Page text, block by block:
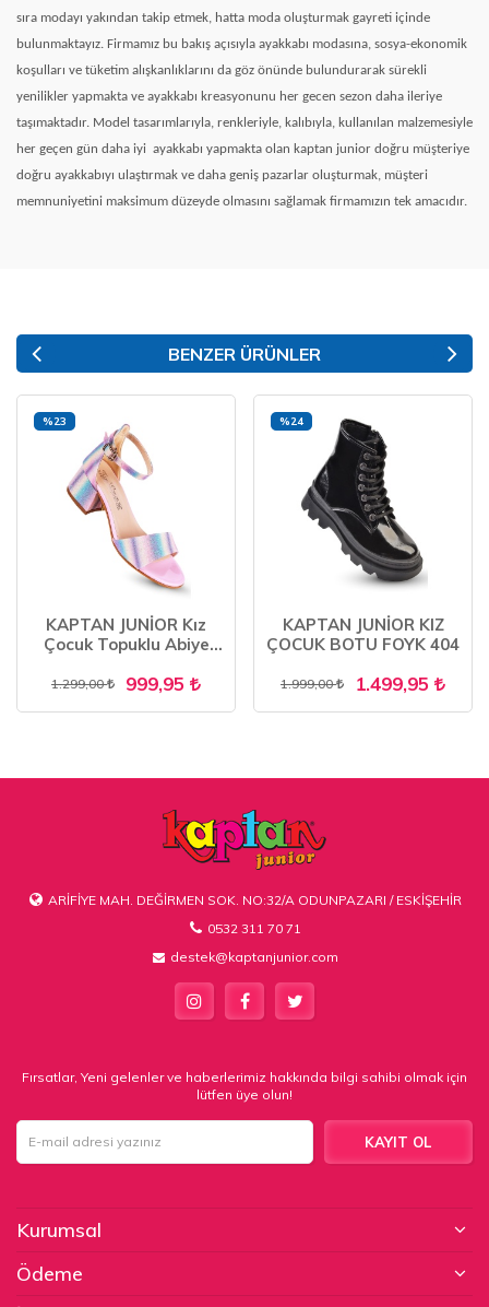
sıra modayı yakından takip etmek, hatta moda oluşturmak gayreti içinde
bulunmaktayız. Firmamız bu bakış açısıyla ayakkabı modasına, sosya-ekonomik
koşulları ve tüketim alışkanlıklarını da göz önünde bulundurarak sürekli
yenilikler yapmakta ve ayakkabı kreasyonunu her gecen sezon daha ileriye
taşımaktadır. Model tasarımlarıyla, renkleriyle, kalıbıyla, kullanılan malzemesiyle
her geçen gün daha iyi ayakkabı yapmakta olan kaptan junior doğru müşteriye
doğru ayakkabıyı ulaştırmak ve daha geniş pazarlar oluşturmak, müşteri
memnuniyetini maksimum düzeyde olmasını sağlamak firmamızın tek amacıdır.
BENZER ÜRÜNLER
KAPTAN JUNİOR Kız
Çocuk Topuklu Abiye
1.299,00 999,95
%23
KAPTAN JUNİOR KIZ
ÇOCUK BOTU FOYK 404
1.999,00 1.499,95
%24
ARİFİYE MAH. DEĞİRMEN SOK. NO:32/A ODUNPAZARI / ESKİŞEHİR
0532 311 70 71
destek@kaptanjunior.com
Fırsatlar, Yeni gelenler ve haberlerimiz hakkında bilgi sahibi olmak için
lütfen üye olun!
KAYIT OL
Kurumsal
Ödeme